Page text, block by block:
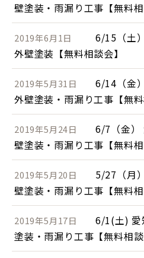
壁塗装・雨漏り工事【無料相
2019年6月1日
6/15（土
外壁塗装【無料相談会】
2019年5月31日
6/14（金
外壁塗装・雨漏り工事【無料
2019年5月24日
6/7（金）
壁塗装・雨漏り工事【無料相
2019年5月20日
5/27（月
壁塗装・雨漏り工事【無料相
2019年5月17日
6/1(土) 愛
塗装・雨漏り工事【無料相談